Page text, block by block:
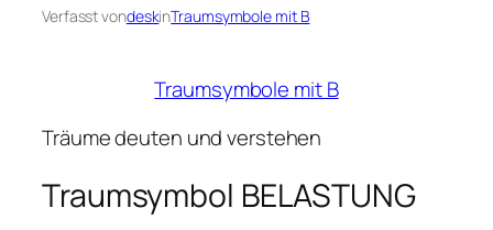
Verfasst vondeskinTraumsymbole mit B
Traumsymbole mit B
Träume deuten und verstehen
Traumsymbol BELASTUNG